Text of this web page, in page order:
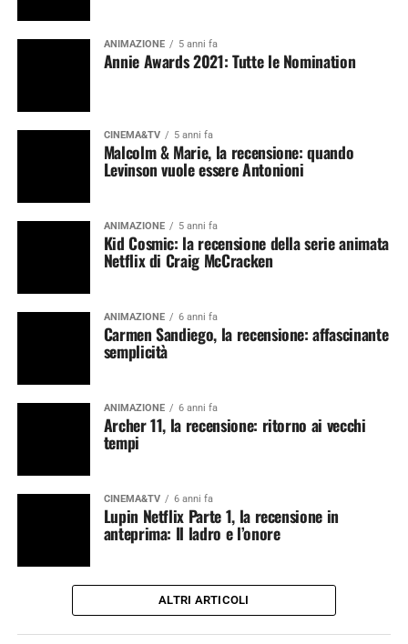
ANIMAZIONE 5 anni fa
Annie Awards 2021: Tutte le Nomination
CINEMA&TV 5 anni fa
Malcolm & Marie, la recensione: quando
Levinson vuole essere Antonioni
ANIMAZIONE 5 anni fa
Kid Cosmic: la recensione della serie animata
Netflix di Craig McCracken
ANIMAZIONE 6 anni fa
Carmen Sandiego, la recensione: affascinante
semplicità
ANIMAZIONE 6 anni fa
Archer 11, la recensione: ritorno ai vecchi
tempi
CINEMA&TV 6 anni fa
Lupin Netflix Parte 1, la recensione in
anteprima: Il ladro e l’onore
ALTRI ARTICOLI